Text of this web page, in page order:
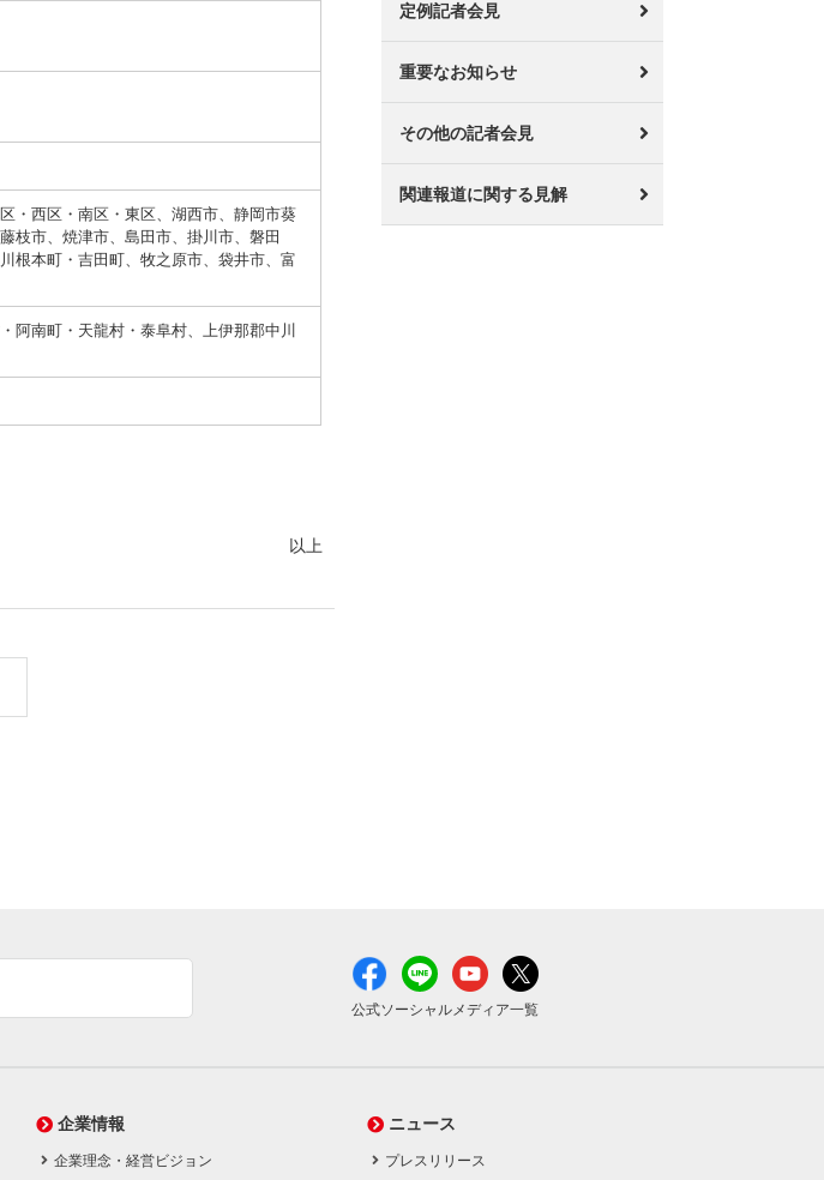
・西区・南区・東区、湖西市、静岡市葵
枝市、焼津市、島田市、掛川市、磐田
根本町・吉田町、牧之原市、袋井市、富
阿南町・天龍村・泰阜村、上伊那郡中川
以上
定例記者会見
重要なお知らせ
その他の記者会見
関連報道に関する見解
公式ソーシャルメディア一覧
企業情報
企業理念・経営ビジョン
ニュース
プレスリリース